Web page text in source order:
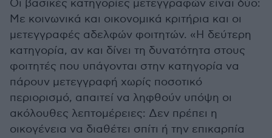
Οι βασικές κατηγορίες μετεγγραφών είναι δύο:
Με κοινωνικά και οικονομικά κριτήρια και οι
μετεγγραφές αδελφών φοιτητών. «Η δεύτερη
κατηγορία, αν και δίνει τη δυνατότητα στους
φοιτητές που υπάγονται στην κατηγορία να
πάρουν μετεγγραφή χωρίς ποσοτικό
περιορισμό, απαιτεί να ληφθούν υπόψη οι
ακόλουθες λεπτομέρειες: Δεν πρέπει η
οικογένεια να διαθέτει σπίτι ή την επικαρπία